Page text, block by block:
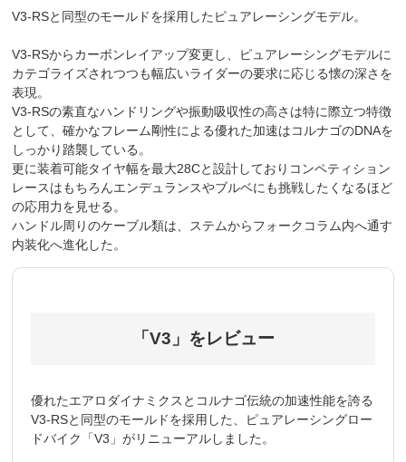
V3-RSと同型のモールドを採用したピュアレーシングモデル。
V3-RSからカーボンレイアップ変更し、ピュアレーシングモデルに
カテゴライズされつつも幅広いライダーの要求に応じる懐の深さを
表現。
V3-RSの素直なハンドリングや振動吸収性の高さは特に際立つ特徴
として、確かなフレーム剛性による優れた加速はコルナゴのDNAを
しっかり踏襲している。
更に装着可能タイヤ幅を最大28Cと設計しておりコンペティション
レースはもちろんエンデュランスやブルベにも挑戦したくなるほど
の応用力を見せる。
ハンドル周りのケーブル類は、ステムからフォークコラム内へ通す
内装化へ進化した。
「V3」をレビュー
優れたエアロダイナミクスとコルナゴ伝統の加速性能を誇る
V3-RSと同型のモールドを採用した、ピュアレーシングロー
ドバイク「V3」がリニューアルしました。